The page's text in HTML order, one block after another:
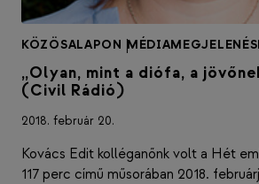
KÖZÖSALAPON |
„Olyan, mint a diófa, a
(Civil Rádió)
2018. február 20.
Kovács Edit kolléganőnk volt a Hét
117 perc című műsorában 2018.